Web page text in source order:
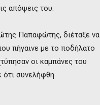
απόψεις του.
Παπαφώτης, διέταξε να
πήγαινε με το ποδήλατο
οι καμπάνες του
ότι συνελήφθη